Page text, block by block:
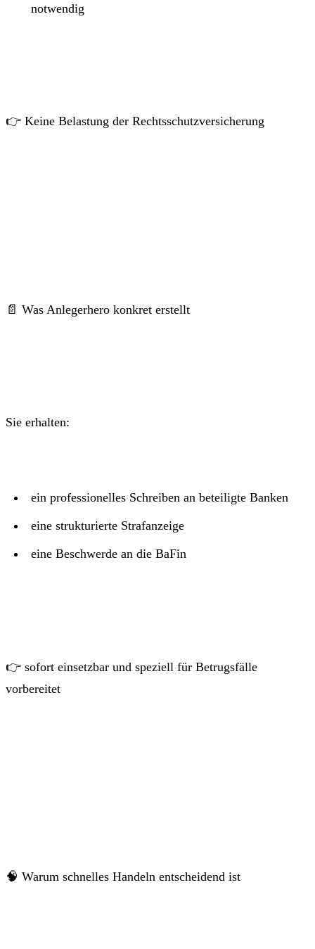
notwendig
👉 Keine Belastung der Rechtsschutzversicherung
📄 Was Anlegerhero konkret erstellt
Sie erhalten:
ein professionelles Schreiben an beteiligte Banken
eine strukturierte Strafanzeige
eine Beschwerde an die BaFin
👉 sofort einsetzbar und speziell für Betrugsfälle
vorbereitet
🧠 Warum schnelles Handeln entscheidend ist